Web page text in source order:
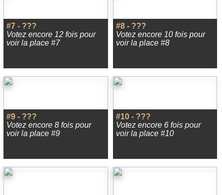
#7 - ???
Votez encore 12 fois pour
voir la place #7
#8 - ???
Votez encore 10 fois pour
voir la place #8
#9 - ???
Votez encore 8 fois pour
voir la place #9
#10 - ???
Votez encore 6 fois pour
voir la place #10